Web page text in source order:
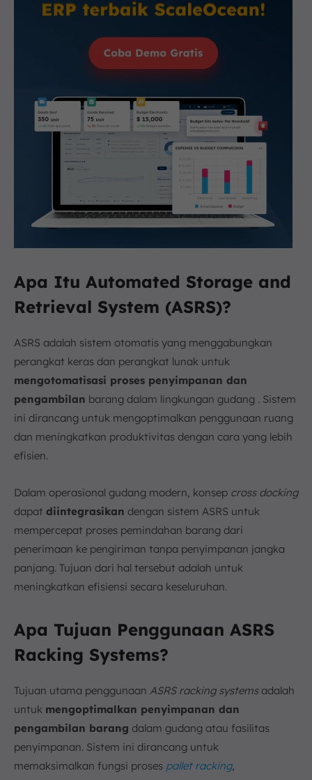
Apa Itu Automated Storage and
Retrieval System (ASRS)?
ASRS adalah sistem otomatis yang menggabungkan
perangkat keras dan perangkat lunak untuk
mengotomatisasi proses penyimpanan dan
pengambilan barang dalam lingkungan gudang . Sistem
ini dirancang untuk mengoptimalkan penggunaan ruang
dan meningkatkan produktivitas dengan cara yang lebih
efisien.
Dalam operasional gudang modern, konsep cross docking
dapat diintegrasikan dengan sistem ASRS untuk
mempercepat proses pemindahan barang dari
penerimaan ke pengiriman tanpa penyimpanan jangka
panjang. Tujuan dari hal tersebut adalah untuk
meningkatkan efisiensi secara keseluruhan.
Apa Tujuan Penggunaan ASRS
Racking Systems?
Tujuan utama penggunaan ASRS racking systemsadalah
untuk mengoptimalkan penyimpanan dan
pengambilan barang dalam gudang atau fasilitas
penyimpanan. Sistem ini dirancang untuk
memaksimalkan fungsi proses pallet racking,